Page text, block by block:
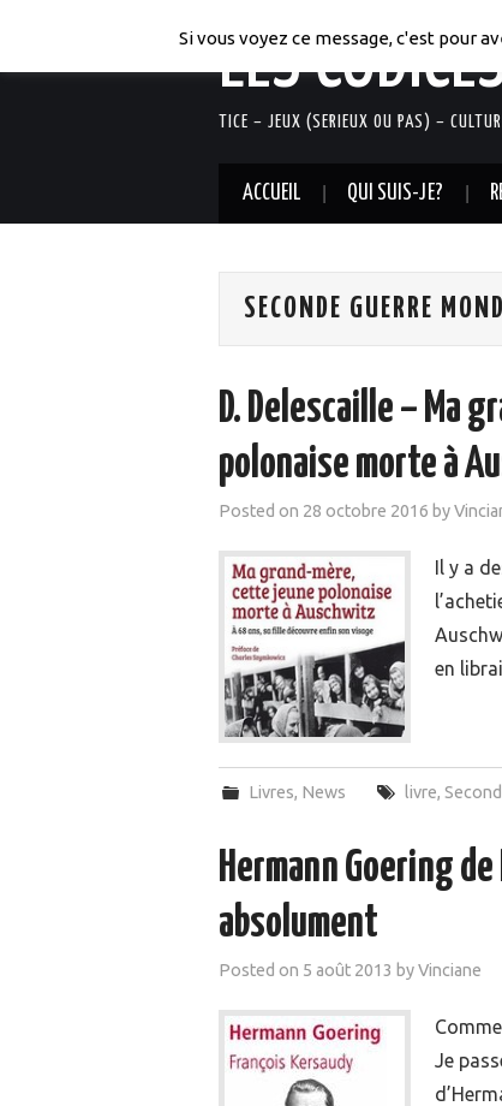
LES
TICE – JEUX (SERIEUX OU PAS) –
ACCUEIL QUI SUIS-JE?
SECONDE GUERRE
D. Delescaille – Ma
polonaise morte à
Posted on 28 octobre 2016 by
Il y a
en
Livres, News livre,
Hermann Goering
absolument
Posted on 5 août 2013 byVinciane
Je
Si vous voyez ce message, c'est pour